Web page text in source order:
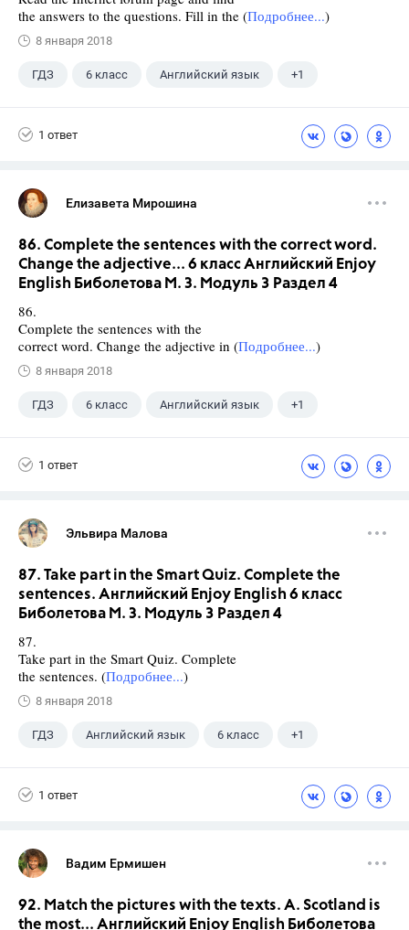
the answers to the questions. Fill in the (Подробнее...)
8 января 2018
ГДЗ 6 класс Английский язык +1
1 ответ
Елизавета Мирошина
86. Complete the sentences with the correct word.
Change the adjective... 6 класс Английский Enjoy
English Биболетова М. З. Модуль 3 Раздел 4
86.
Complete the sentences with the
correct word. Change the adjective in (Подробнее...)
8 января 2018
ГДЗ 6 класс Английский язык +1
1 ответ
Эльвира Малова
87. Take part in the Smart Quiz. Complete the
sentences. Английский Enjoy English 6 класс
Биболетова М. З. Модуль 3 Раздел 4
87.
Take part in the Smart Quiz. Complete
the sentences. (Подробнее...)
8 января 2018
ГДЗ Английский язык 6 класс +1
1 ответ
Вадим Ермишен
92. Match the pictures with the texts. A. Scotland is
the most... Английский Enjoy English Биболетова